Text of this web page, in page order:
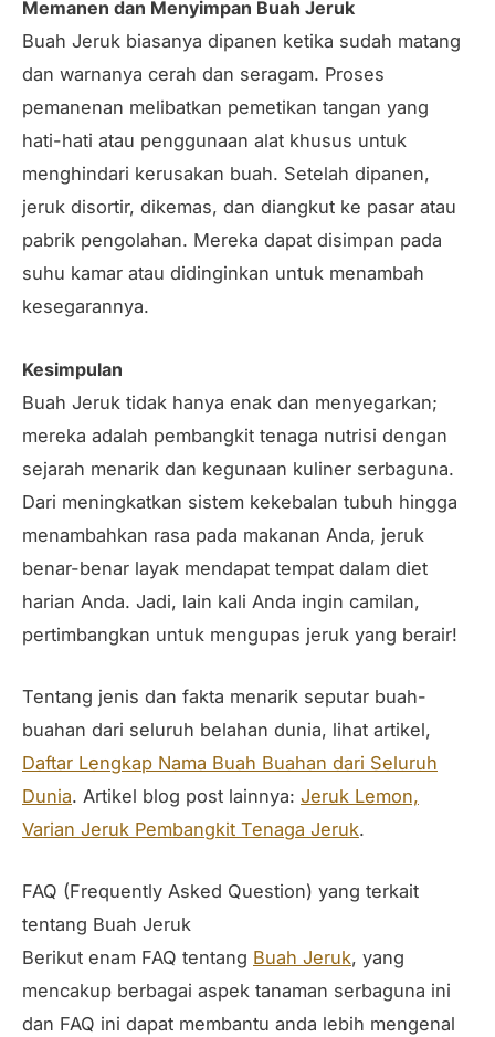
Memanen dan Menyimpan Buah Jeruk
Buah Jeruk biasanya dipanen ketika sudah matang
dan warnanya cerah dan seragam. Proses
pemanenan melibatkan pemetikan tangan yang
hati-hati atau penggunaan alat khusus untuk
menghindari kerusakan buah. Setelah dipanen,
jeruk disortir, dikemas, dan diangkut ke pasar atau
pabrik pengolahan. Mereka dapat disimpan pada
suhu kamar atau didinginkan untuk menambah
kesegarannya.
Kesimpulan
Buah Jeruk tidak hanya enak dan menyegarkan;
mereka adalah pembangkit tenaga nutrisi dengan
sejarah menarik dan kegunaan kuliner serbaguna.
Dari meningkatkan sistem kekebalan tubuh hingga
menambahkan rasa pada makanan Anda, jeruk
benar-benar layak mendapat tempat dalam diet
harian Anda. Jadi, lain kali Anda ingin camilan,
pertimbangkan untuk mengupas jeruk yang berair!
Tentang jenis dan fakta menarik seputar buah-
buahan dari seluruh belahan dunia, lihat artikel,
Daftar Lengkap Nama Buah Buahan dari Seluruh
Dunia. Artikel blog post lainnya: Jeruk Lemon,
Varian Jeruk Pembangkit Tenaga Jeruk.
FAQ (Frequently Asked Question) yang terkait
tentang Buah Jeruk
Berikut enam FAQ tentang Buah Jeruk, yang
mencakup berbagai aspek tanaman serbaguna ini
dan FAQ ini dapat membantu anda lebih mengenal